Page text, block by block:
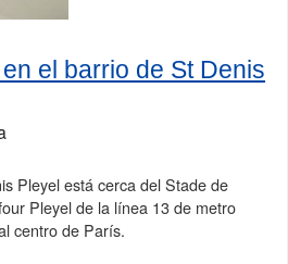
el barrio de St Denis
Pleyel está cerca del Stade de
Pleyel de la línea 13 de metro
centro de París.